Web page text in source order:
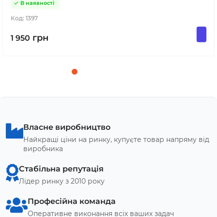
Код: 1397
В наявності
1 950 грн
Власне виробництво
Найкращі ціни на ринку, купуєте товар напряму від
виробника
Стабільна репутація
Лідер ринку з 2010 року
Професійна команда
Оперативне виконання всіх ваших задач